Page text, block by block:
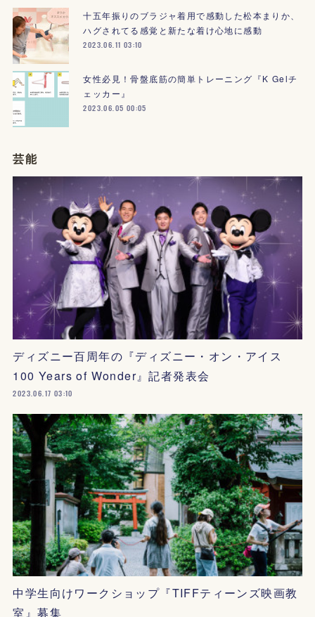
十五年振りのブラジャ着用で感動した松本まりか、
ハグされてる感覚と新たな着け心地に感動
2023.06.11 03:10
女性必見！骨盤底筋の簡単トレーニング『K Gelチ
ェッカー』
2023.06.05 00:05
芸能
ディズニー百周年の『ディズニー・オン・アイス
100 Years of Wonder』記者発表会
2023.06.17 03:10
中学生向けワークショップ『TIFFティーンズ映画教
室』募集